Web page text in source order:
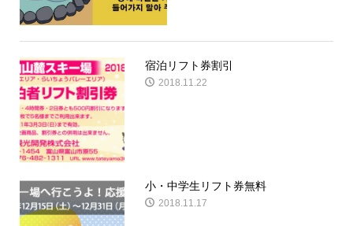
宿泊リフト券割引
2018.11.22
小・中学生リフト券無料
2018.11.17